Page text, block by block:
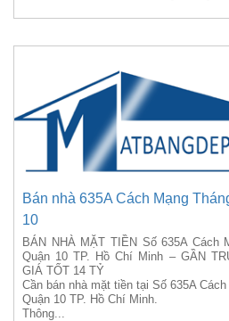
Bán nhà 635A Cách Mạng
10
BÁN NHÀ MẶT TIỀN Số 635A Cách
Quận 10 TP. Hồ Chí Minh – GẦN
GIÁ TỐT 14 TỶ
Cần bán nhà mặt tiền tại Số 635A
Quận 10 TP. Hồ Chí Minh.
Thông...